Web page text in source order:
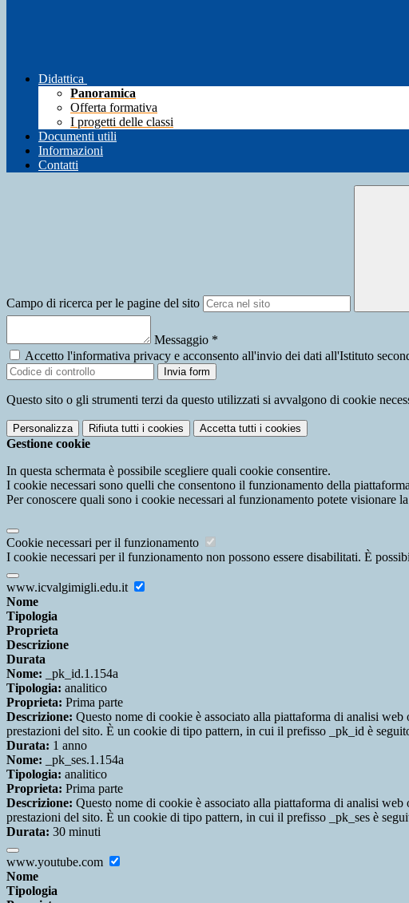
Didattica
Panoramica
Offerta formativa
I progetti delle classi
Documenti utili
Informazioni
Contatti
Campo di ricerca per le pagine del sito
Messaggio *
Accetto l'informativa privacy e acconsento all'invio dei dati all'Istituto
Invia form
Questo sito o gli strumenti terzi da questo utilizzati si avvalgono di cookie
Personalizza Rifiuta tutti i cookies Accetta tutti i cookies
Gestione cookie
In questa schermata è possibile scegliere quali cookie consentire.
I cookie necessari sono quelli che consentono il funzionamento della
Per conoscere quali sono i cookie necessari al funzionamento potete visionare la
Cookie necessari per il funzionamento
I cookie necessari per il funzionamento non possono essere disabilitati. È
www.icvalgimigli.edu.it
Nome
Tipologia
Proprieta
Descrizione
Durata
Nome: _pk_id.1.154a
Tipologia: analitico
Proprieta: Prima parte
Descrizione: Questo nome di cookie è associato alla piattaforma di analisi
prestazioni del sito. È un cookie di tipo pattern, in cui il prefisso _pk_id è
Durata: 1 anno
Nome: _pk_ses.1.154a
Tipologia: analitico
Proprieta: Prima parte
Descrizione: Questo nome di cookie è associato alla piattaforma di analisi
prestazioni del sito. È un cookie di tipo pattern, in cui il prefisso _pk_ses è
Durata: 30 minuti
www.youtube.com
Nome
Tipologia